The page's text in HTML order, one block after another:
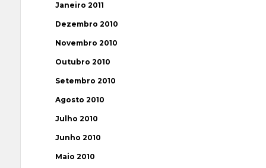
Janeiro 2011
Dezembro 2010
Novembro 2010
Outubro 2010
Setembro 2010
Agosto 2010
Julho 2010
Junho 2010
Maio 2010